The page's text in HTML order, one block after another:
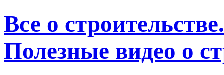
Все о
Полезные видео о